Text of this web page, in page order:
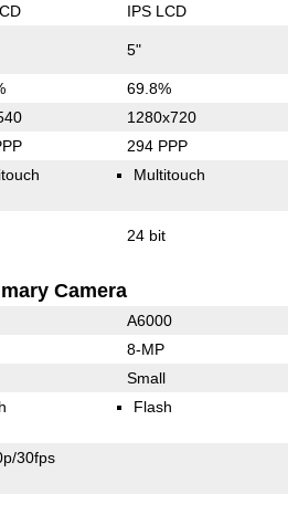
IPS LCD
5"
69.8%
1280x720
294 PPP
Multitouch
24 bit
Camera
A6000
8-MP
Small
Flash
30fps